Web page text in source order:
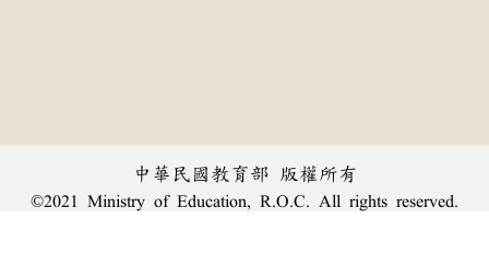
中華民國教育部 版權所有
©2021 Ministry of Education, R.O.C. All rights reserved.